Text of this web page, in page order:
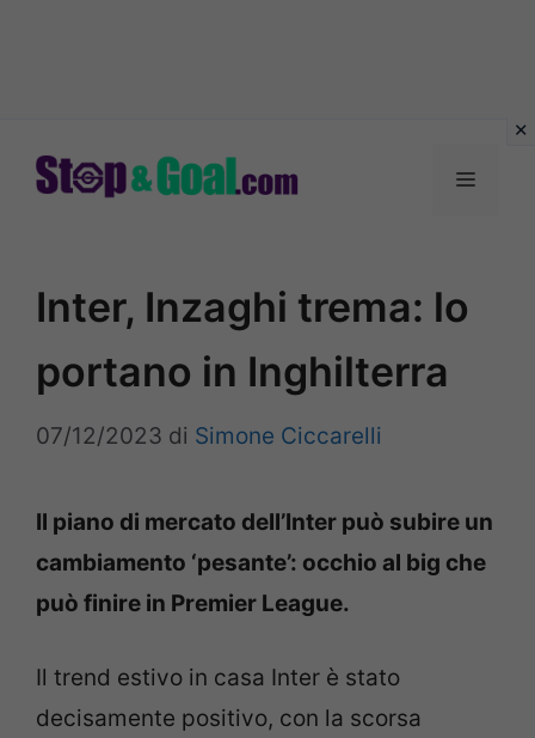
Menu
Inter, Inzaghi trema: lo
portano in Inghilterra
07/12/2023 di Simone Ciccarelli
Il piano di mercato dell’Inter può subire un
cambiamento ‘pesante’: occhio al big che
può finire in Premier League.
Il trend estivo in casa Inter è stato
decisamente positivo, con la scorsa